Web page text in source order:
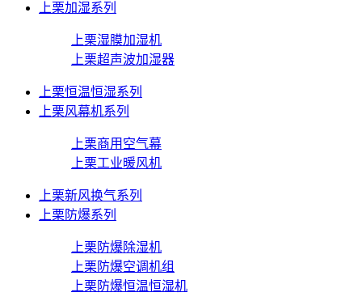
上栗加湿系列
上栗湿膜加湿机
上栗超声波加湿器
上栗恒温恒湿系列
上栗风幕机系列
上栗商用空气幕
上栗工业暖风机
上栗新风换气系列
上栗防爆系列
上栗防爆除湿机
上栗防爆空调机组
上栗防爆恒温恒湿机